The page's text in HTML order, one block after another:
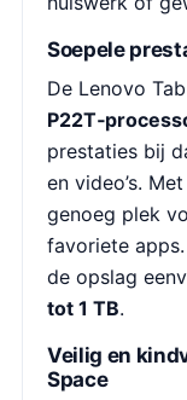
Soepele
De Lenovo
prestaties bij
en video’s. Met
genoeg plek
favoriete
de opslag
tot 1 TB.
Veilig en
Space